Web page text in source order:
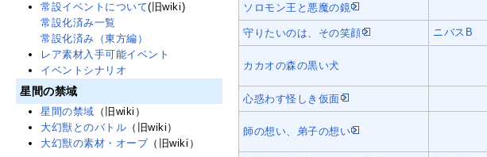
ソロモン王と悪魔の鏡
守りたいのは、その笑顔 ニバスB
カカオの森の黒い犬
心惑わす怪しき仮面
師の想い、弟子の想い
常設イベントについて(旧wiki)
常設化済み一覧
常設化済み（東方編）
レア素材入手可能イベント
イベントシナリオ
星間の禁域
星間の禁域 （旧wiki）
大幻獣とのバトル （旧wiki）
大幻獣の素材・オーブ （旧wiki）